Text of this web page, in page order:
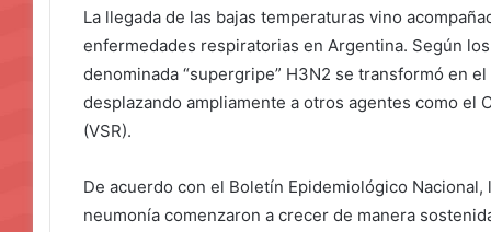
La llegada de las bajas temperaturas vino
enfermedades respiratorias en Argentina. Según
denominada “supergripe” H3N2 se transformó en
desplazando ampliamente a otros agentes como el
(VSR).
De acuerdo con el Boletín Epidemiológico
neumonía comenzaron a crecer de manera